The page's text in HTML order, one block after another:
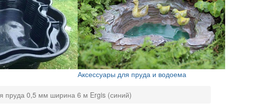
Аксессуары для пруда и водоема
пруда 0,5 мм ширина 6 м Ergis (синий)